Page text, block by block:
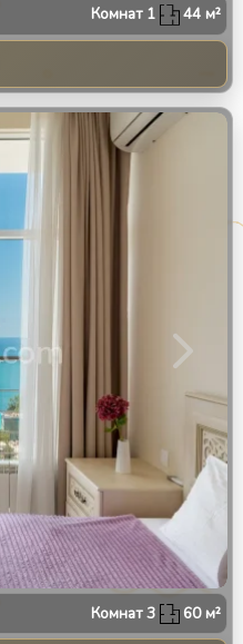
Комнат 1 44 м²
Комнат3 60м²